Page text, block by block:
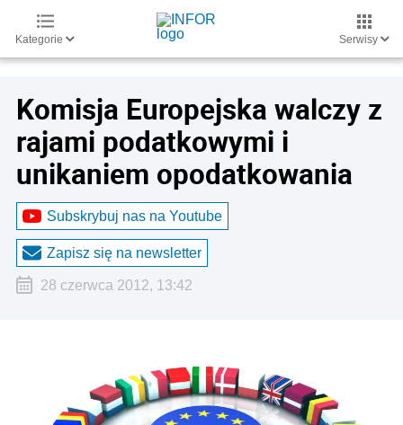
Kategorie Serwisy
Komisja Europejska walczy z
rajami podatkowymi i
unikaniem opodatkowania
Subskrybuj nas na Youtube
Zapisz się na newsletter
28 czerwca 2012, 13:42